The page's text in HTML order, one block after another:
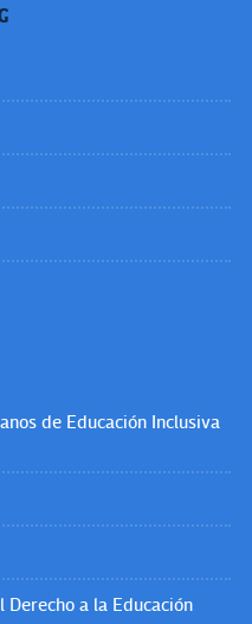
de Educación Inclusiva
a la Educación